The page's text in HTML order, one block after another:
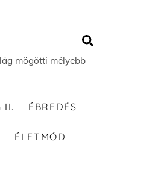
mögötti mélyebb
II. ÉBREDÉS
ÉLETMÓD